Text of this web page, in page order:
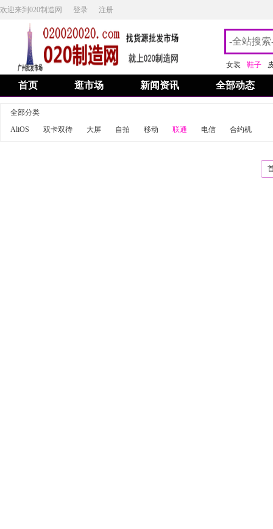
欢迎来到020制造网 登录 注册
女装 鞋子
首页 逛市场 新闻资讯 全部动态
全部分类
AliOS
双卡双待 大屏 自拍 移动 联通 电信 合约机